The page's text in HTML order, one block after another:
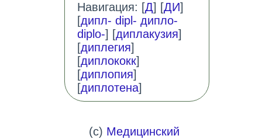
Навигация: [Д] [ДИ]
[дипл- dipl- дипло-
diplo-] [диплакузия]
[диплегия]
[диплококк]
[диплопия]
[диплотена]
(c) Медицинский